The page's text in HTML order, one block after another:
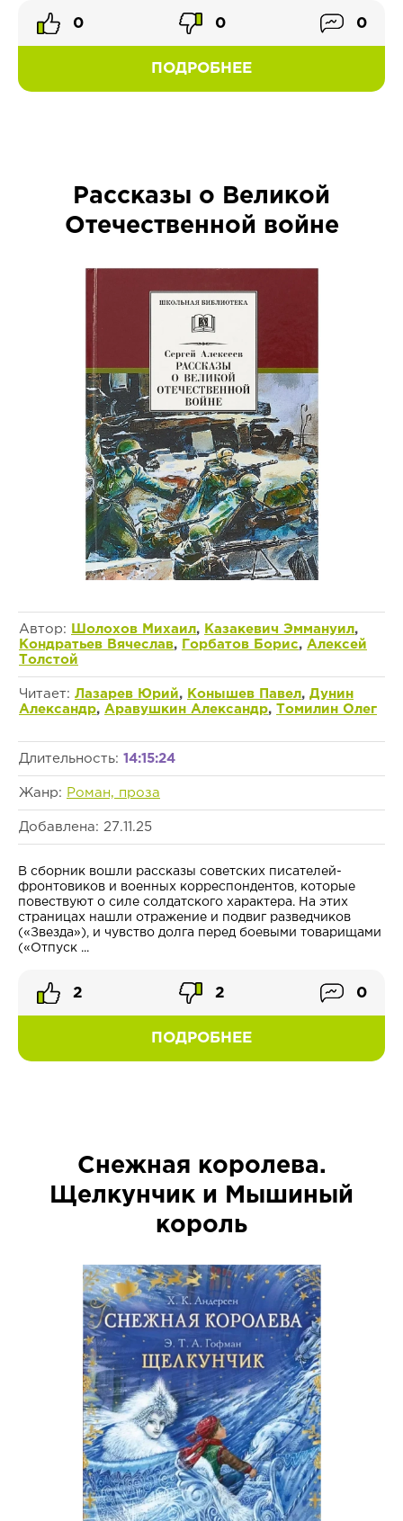
ПОДРОБНЕЕ
0 0 0
Рассказы о Великой
Отечественной войне
Автор: Шолохов Михаил, Казакевич Эммануил,
Кондратьев Вячеслав, Горбатов Борис, Алексей
Толстой
Читает: Лазарев Юрий, Конышев Павел, Дунин
Александр, Аравушкин Александр, Томилин Олег
Длительность: 14:15:24
Жанр: Роман, проза
Добавлена: 27.11.25
В сборник вошли рассказы советских писателей-
фронтовиков и военных корреспондентов, которые
повествуют о силе солдатского характера. На этих
страницах нашли отражение и подвиг разведчиков
(«Звезда»), и чувство долга перед боевыми товарищами
(«Отпуск ...
ПОДРОБНЕЕ
2 2 0
Снежная королева.
Щелкунчик и Мышиный
король